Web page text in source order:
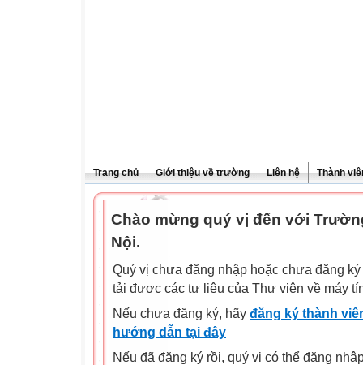
Trang chủ Giới thiệu về trường Liên hệ Thành
Chào mừng quý vị đến với
Nội.
Quý vị chưa đăng nhập hoặc chưa đăng
tải được các tư liệu của Thư viện về máy
Nếu chưa đăng ký, hãy đăng ký thành
hướng dẫn tại đây
Nếu đã đăng ký rồi, quý vị có thể đăng